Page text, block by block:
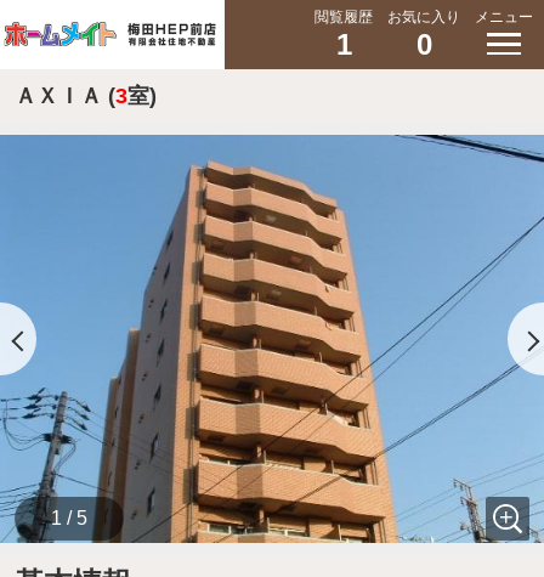
閲覧履歴
1
お気に入り
0
メニュー
ＡＸＩＡ (3室)
1 / 5